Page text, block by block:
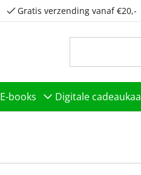
Gratis verzending vanaf €20,-
E-books Digitale